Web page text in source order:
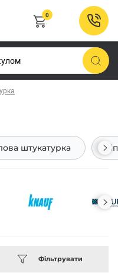
0
штукатурка
Фільтрувати